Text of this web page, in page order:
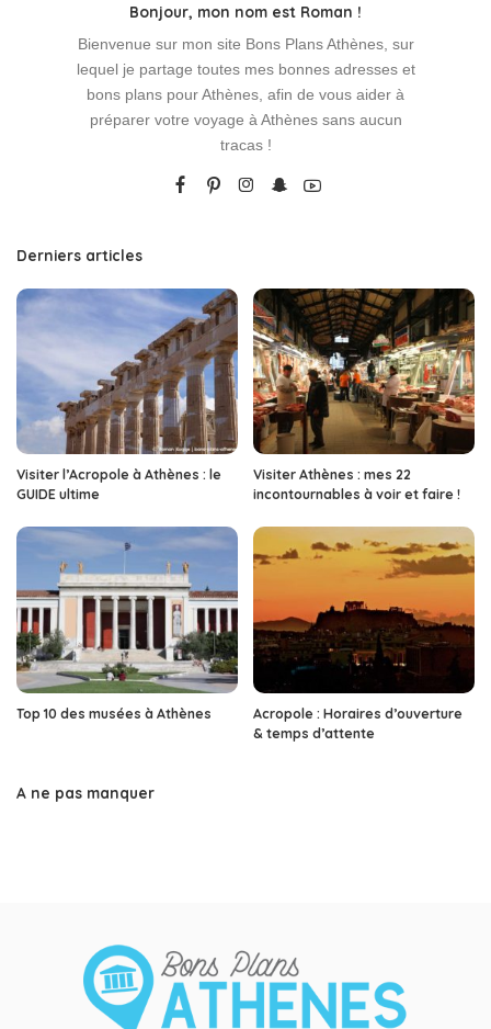
Bonjour, mon nom est Roman !
Bienvenue sur mon site Bons Plans Athènes, sur
lequel je partage toutes mes bonnes adresses et
bons plans pour Athènes, afin de vous aider à
préparer votre voyage à Athènes sans aucun
tracas !
Derniers articles
Visiter l’Acropole à Athènes : le
GUIDE ultime
Visiter Athènes : mes 22
incontournables à voir et faire !
Top 10 des musées à Athènes
Acropole : Horaires d’ouverture
& temps d’attente
A ne pas manquer